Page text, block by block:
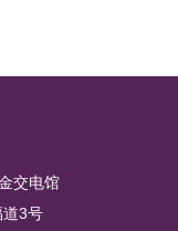
交电馆
道3号